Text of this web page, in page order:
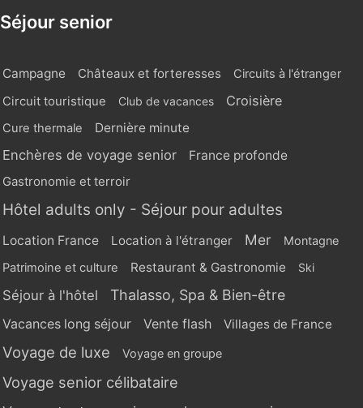
coffre-fort, minibar, machine à café, station d’accueil
cheveux.Catégories : Chambre dans la maison,
de Luxe, Junior Suite, Suite Piscine, Suite Vue Jardin,
Suite Présidentielle. Restauration à l’hôtel L’Auberge
de Cassagne & Spa 5* Restaurants : Les plaisirs de la
du chef Philippe Boucher, disciple de Paul Bocuse et
Georges Blanc, qui vous séduira par sa cuisine
plats typiquement provençaux, à base de bons
produits du terroir et revisités avec la touche
caractéristique du chef. Dress code : Une petite robe
protéger du soleil. Room-service : Avis aux
insatiables, un room service est disponible. Bar de
l’hôtel : L’hôtel possède une cave d’exception, pour
Séjour senior
Campagne Châteaux et forteresses
Circuits à l'étranger
Circuit touristique
Club de vacances Croisière
Cure thermale Dernière minute
Enchères de voyage senior
France profonde
Gastronomie et terroir
Hôtel adults only - Séjour pour adultes
Location France Location à l'étranger Mer Montagne
Patrimoine et culture Restaurant & Gastronomie Ski
Séjour à l'hôtel Thalasso, Spa & Bien-être
Vacances long séjour Vente flash Villages de France
Voyage de luxe Voyage en groupe
Voyage senior célibataire